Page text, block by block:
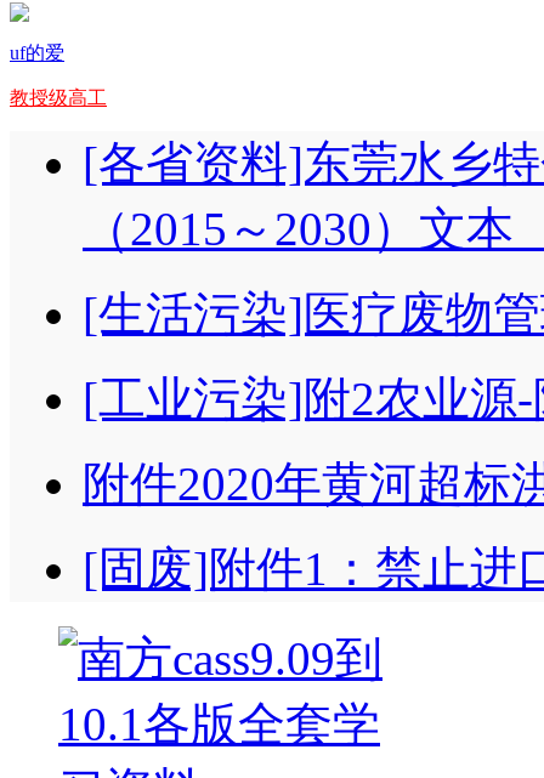
uf的爱
教授级高工
[各省资料]东莞水乡
（2015～2030）文本
[生活污染]医疗废物
[工业污染]附2农业源
附件2020年黄河超标
[固废]附件1：禁止进